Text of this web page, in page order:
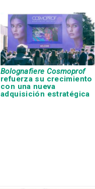
Bolognafiere Cosmoprof
refuerza su crecimiento
con una nueva
adquisición estratégica